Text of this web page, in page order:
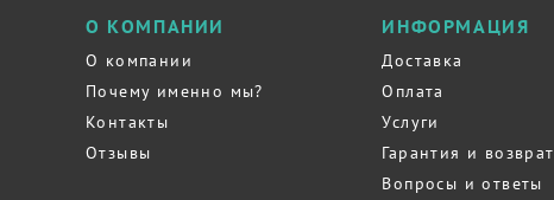
О КОМПАНИИ
О компании
Почему именно мы?
Контакты
Отзывы
ИНФОРМАЦИЯ
Доставка
Оплата
Услуги
Гарантия и возврат
Вопросы и ответы